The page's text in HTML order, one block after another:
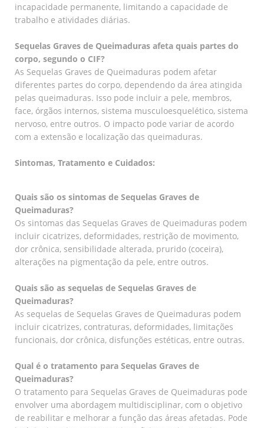
incapacidade permanente, limitando a capacidade de
trabalho e atividades diárias.
Sequelas Graves de Queimaduras afeta quais partes do
corpo, segundo o CIF?
As Sequelas Graves de Queimaduras podem afetar
diferentes partes do corpo, dependendo da área atingida
pelas queimaduras. Isso pode incluir a pele, membros,
face, órgãos internos, sistema musculoesquelético, sistema
nervoso, entre outros. O impacto pode variar de acordo
com a extensão e localização das queimaduras.
Sintomas, Tratamento e Cuidados:
Quais são os sintomas de Sequelas Graves de
Queimaduras?
Os sintomas das Sequelas Graves de Queimaduras podem
incluir cicatrizes, deformidades, restrição de movimento,
dor crônica, sensibilidade alterada, prurido (coceira),
alterações na pigmentação da pele, entre outros.
Quais são as sequelas de Sequelas Graves de
Queimaduras?
As sequelas de Sequelas Graves de Queimaduras podem
incluir cicatrizes, contraturas, deformidades, limitações
funcionais, dor crônica, disfunções estéticas, entre outras.
Qual é o tratamento para Sequelas Graves de
Queimaduras?
O tratamento para Sequelas Graves de Queimaduras pode
envolver uma abordagem multidisciplinar, com o objetivo
de reabilitar e melhorar a função das áreas afetadas. Pode